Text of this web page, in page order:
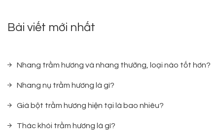
Bài viết mới nhất
Nhang trầm hương và nhang thường, loại nào tốt hơn?
Nhang nụ trầm hương là gì?
Giá bột trầm hương hiện tại là bao nhiêu?
Thác khói trầm hương là gì?